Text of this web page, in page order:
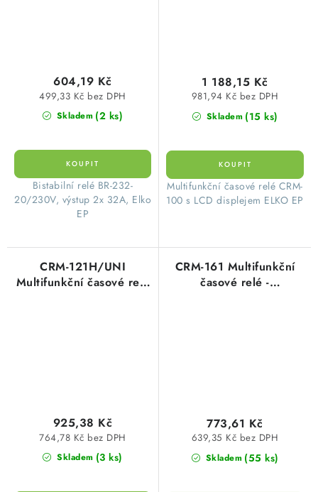
Skladem (2 ks)
499,33 Kč bez DPH
604,19 Kč
​ Bistabilní relé BR-232-
20/230V, výstup 2x 32A, Elko
EP
Skladem (15 ks)
981,94 Kč bez DPH
1 188,15 Kč
​ Multifunkční časové relé CRM-
100 s LCD displejem ELKO EP
CRM-121H/UNI
Multifunkční časové relé
Skladem (3 ks)
764,78 Kč bez DPH
925,38 Kč
CRM-161 Multifunkční
časové relé -
Skladem (55 ks)
639,35 Kč bez DPH
773,61 Kč